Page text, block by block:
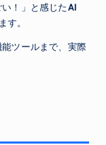
！」と感じたAI
す。
ツールまで、実際